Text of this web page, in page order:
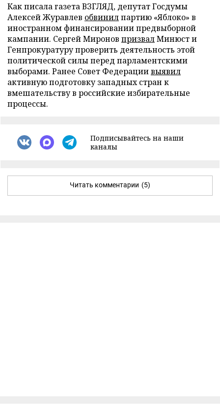
Как писала газета ВЗГЛЯД, депутат Госдумы
Алексей Журавлев обвинилпартию «Яблоко» в
иностранном финансировании предвыборной
кампании. Сергей Миронов призвалМинюст и
Генпрокуратуру проверить деятельность этой
политической силы перед парламентскими
выборами. Ранее Совет Федерациивыявил
активную подготовку западных стран к
вмешательству в российские избирательные
процессы.
Подписывайтесь на наши
каналы
Читать комментарии (5)